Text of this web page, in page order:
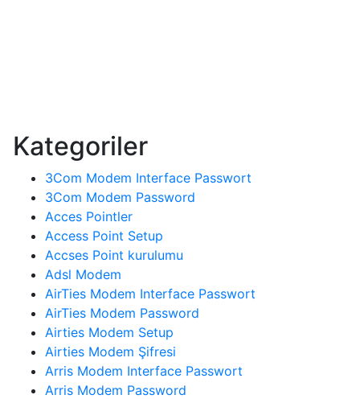
Kategoriler
3Com Modem Interface Passwort
3Com Modem Password
Acces Pointler
Access Point Setup
Accses Point kurulumu
Adsl Modem
AirTies Modem Interface Passwort
AirTies Modem Password
Airties Modem Setup
Airties Modem Şifresi
Arris Modem Interface Passwort
Arris Modem Password